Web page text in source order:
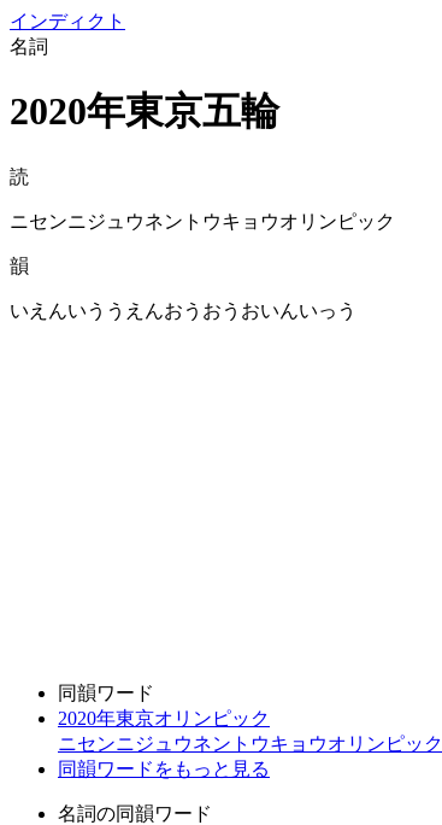
インディクト
名詞
2020年東京五輪
読
ニセンニジュウネントウキョウオリンピック
韻
いえんいううえんおうおうおいんいっう
同韻ワード
2020年東京オリンピック
ニセンニジュウネントウキョウオリンピック
同韻ワードをもっと見る
名詞の同韻ワード